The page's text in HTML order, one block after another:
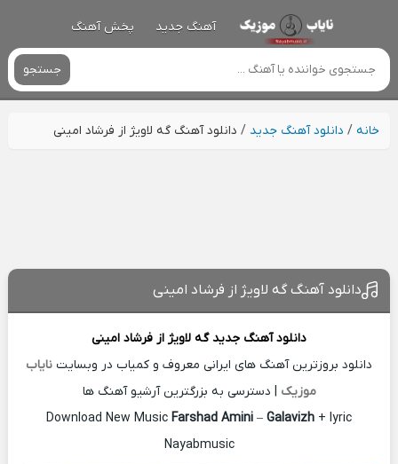
آهنگ جدید پخش آهنگ
جستجو
خانه/ دانلود آهنگ جدید / دانلود آهنگ گه لاویژ از فرشاد امینی
دانلود آهنگ گه لاویژ از فرشاد امینی
دانلود آهنگ جدیدگه لاویژ از فرشاد امینی
دانلود بروزترین آهنگ های ایرانی معروف و کمیاب در وبسایت نایاب
موزیک | دسترسی به بزرگترین آرشیو آهنگ ها
Download New Music Farshad Amini – Galavizh + lyric
Nayabmusic